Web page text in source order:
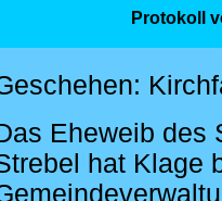
Protokoll
Eheweib des
hat Klage